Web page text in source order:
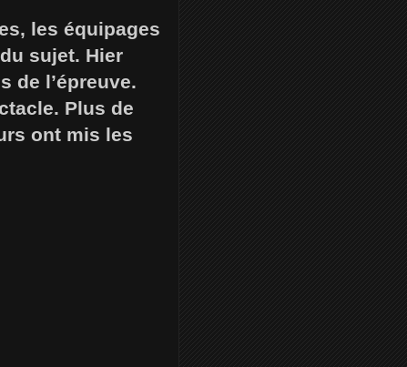
les équipages
sujet. Hier
de l’épreuve.
Plus de
ont mis les